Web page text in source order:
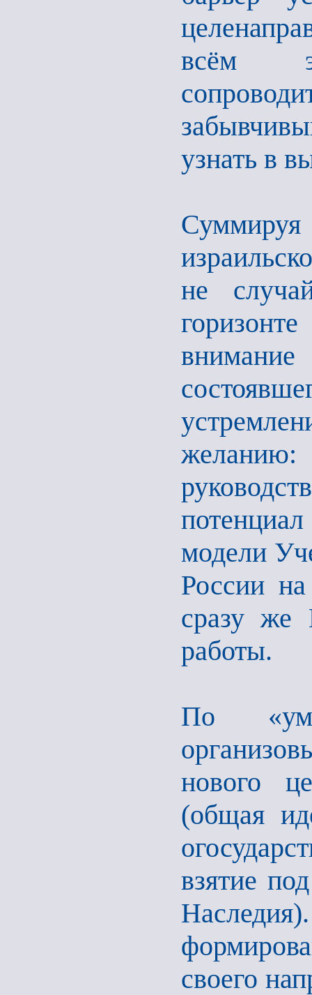
всём
узнать в
не
модели
России
сразу же
работы.
По
нового
(общая
взятие
своего